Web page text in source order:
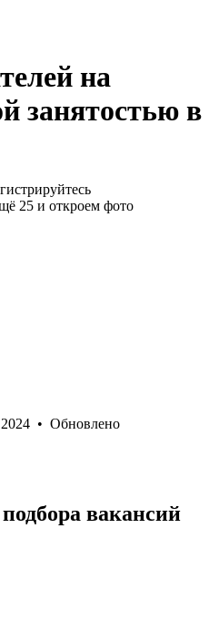
на
занятостью в
25 и откроем фото
• Обновлено
вакансий